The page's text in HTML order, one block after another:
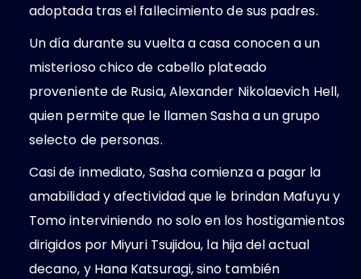
adoptada tras el fallecimiento de sus padres.
Un día durante su vuelta a casa conocen a un
misterioso chico de cabello plateado
proveniente de Rusia, Alexander Nikolaevich Hell,
quien permite que le llamen Sasha a un grupo
selecto de personas.
Casi de inmediato, Sasha comienza a pagar la
amabilidad y afectividad que le brindan Mafuyu y
Tomo interviniendo no solo en los hostigamientos
dirigidos por Miyuri Tsujidou, la hija del actual
decano, y Hana Katsuragi, sino también